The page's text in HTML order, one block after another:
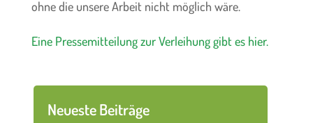
ohne die unsere Arbeit nicht möglich wäre.
Eine Pressemitteilung zur Verleihung gibt es hier.
Neueste Beiträge